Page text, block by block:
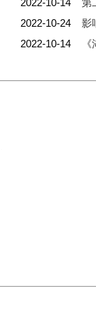
2022-10-14
2022-10-24
2022-10-14
第
影